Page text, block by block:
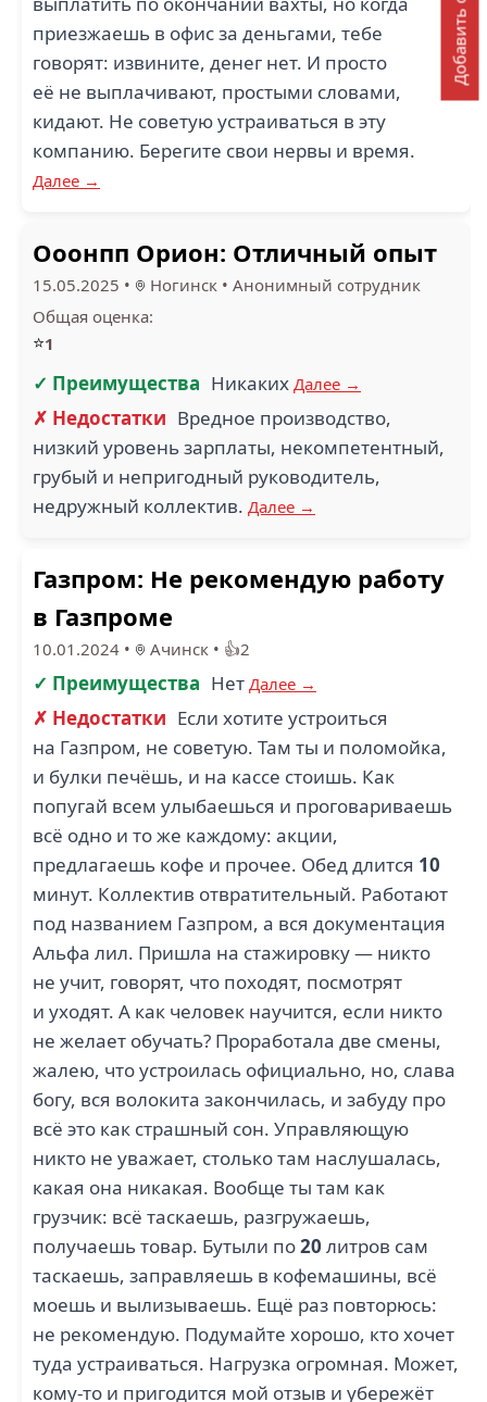
приезжаешь в офис за деньгами, тебе
говорят: извините, денег нет. И просто
её не выплачивают, простыми словами,
кидают. Не советую устраиваться в эту
компанию. Берегите свои нервы и время.
Далее →
Ооонпп Орион: Отличный опыт
15.05.2025 • Ногинск • Анонимный сотрудник
Общая оценка:
⭐1
✓ Преимущества Никаких Далее →
✗ Недостатки Вредное производство,
низкий уровень зарплаты, некомпетентный,
грубый и непригодный руководитель,
недружный коллектив. Далее →
Газпром: Не рекомендую работу
в Газпроме
10.01.2024 • Ачинск • 👍2
✓ Преимущества Нет Далее →
✗ Недостатки Если хотите устроиться
на Газпром, не советую. Там ты и поломойка,
и булки печёшь, и на кассе стоишь. Как
попугай всем улыбаешься и проговариваешь
всё одно и то же каждому: акции,
предлагаешь кофе и прочее. Обед длится 10
минут. Коллектив отвратительный. Работают
под названием Газпром, а вся документация
Альфа лил. Пришла на стажировку — никто
не учит, говорят, что походят, посмотрят
и уходят. А как человек научится, если никто
не желает обучать? Проработала две смены,
жалею, что устроилась официально, но, слава
богу, вся волокита закончилась, и забуду про
всё это как страшный сон. Управляющую
никто не уважает, столько там наслушалась,
какая она никакая. Вообще ты там как
грузчик: всё таскаешь, разгружаешь,
получаешь товар. Бутыли по20 литров сам
таскаешь, заправляешь в кофемашины, всё
моешь и вылизываешь. Ещё раз повторюсь:
не рекомендую. Подумайте хорошо, кто хочет
туда устраиваться. Нагрузка огромная. Может,
кому-то и пригодится мой отзыв и убережёт